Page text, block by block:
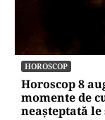
HOROSCOP
Horoscop 8
momente de
neașteptată